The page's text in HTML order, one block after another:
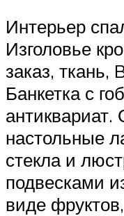
Интерьер
Изголовье
заказ, ткань,
Банкетка с
настольные
стекла и
подвесками
виде